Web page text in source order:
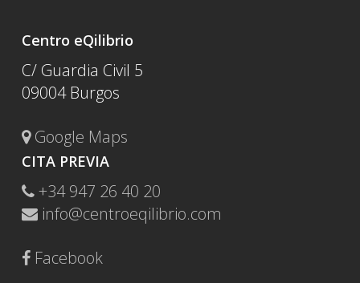
Centro eQilibrio
C/ Guardia Civil 5
09004 Burgos
Google Maps
CITA PREVIA
+34 947 26 40 20
info@centroeqilibrio.com
Facebook